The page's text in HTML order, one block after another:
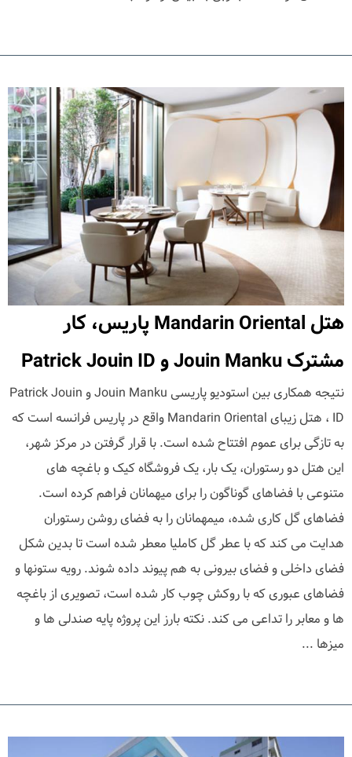
هتل Mandarin Oriental پاریس، کار
مشترک Jouin Manku و Patrick Jouin ID
نتیجه همکاری بین استودیو پاریسی Jouin Manku و Patrick Jouin
ID ، هتل زیبای Mandarin Oriental واقع در پاریس فرانسه است که
به تازگی برای عموم افتتاح شده است. با قرار گرفتن در مرکز شهر،
این هتل دو رستوران، یک بار، یک فروشگاه کیک و باغچه های
متنوعی با فضاهای گوناگون را برای میهمانان فراهم کرده است.
فضاهای گل کاری شده، میمهمانان را به فضای روشن رستوران
هدایت می کند که با عطر گل کاملیا معطر شده است تا بدین شکل
فضای داخلی و فضای بیرونی به هم پیوند داده شوند. رویه ستونها و
فضاهای عبوری که با روکش چوب کار شده است، تصویری از باغچه
ها و معابر را تداعی می کند. نکته بارز این پروژه پایه صندلی ها و
میزها ...